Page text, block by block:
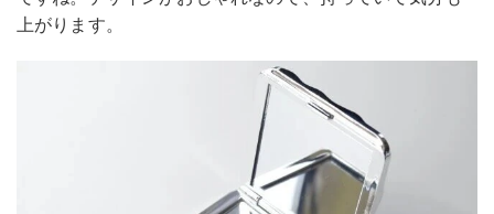
上がります。